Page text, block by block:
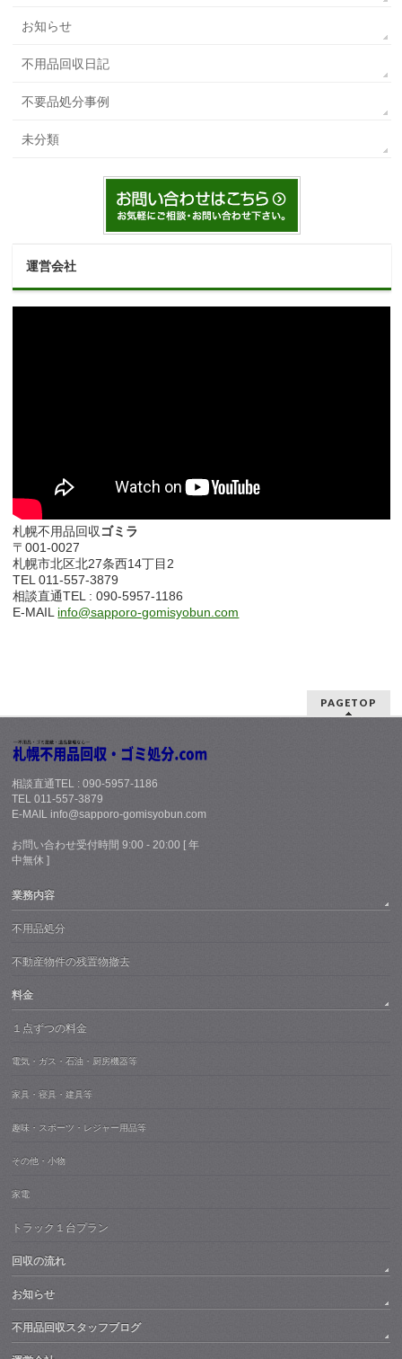
お知らせ
不用品回収日記
不要品処分事例
未分類
運営会社
札幌不用品回収 ゴミラ
〒001-0027
札幌市北区北27条西14丁目2
TEL 011-557-3879
相談直通TEL : 090-5957-1186
E-MAIL info@sapporo-gomisyobun.com
PAGETOP
相談直通TEL : 090-5957-1186
TEL 011-557-3879
E-MAIL info@sapporo-gomisyobun.com
お問い合わせ受付時間 9:00 - 20:00 [ 年
中無休 ]
業務内容
不用品処分
不動産物件の残置物撤去
料金
１点ずつの料金
電気・ガス・石油・厨房機器等
家具・寝具・建具等
趣味・スポーツ・レジャー用品等
その他・小物
家電
トラック１台プラン
回収の流れ
お知らせ
不用品回収スタッフブログ